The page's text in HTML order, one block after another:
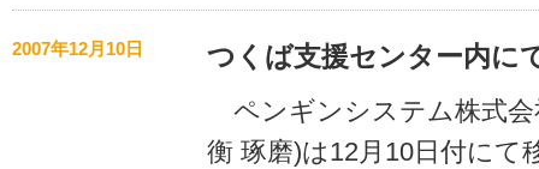
2007年12月10日 つくば支援センター内に
ペンギンシステム株式会
衡 琢磨)は12月10日付にて